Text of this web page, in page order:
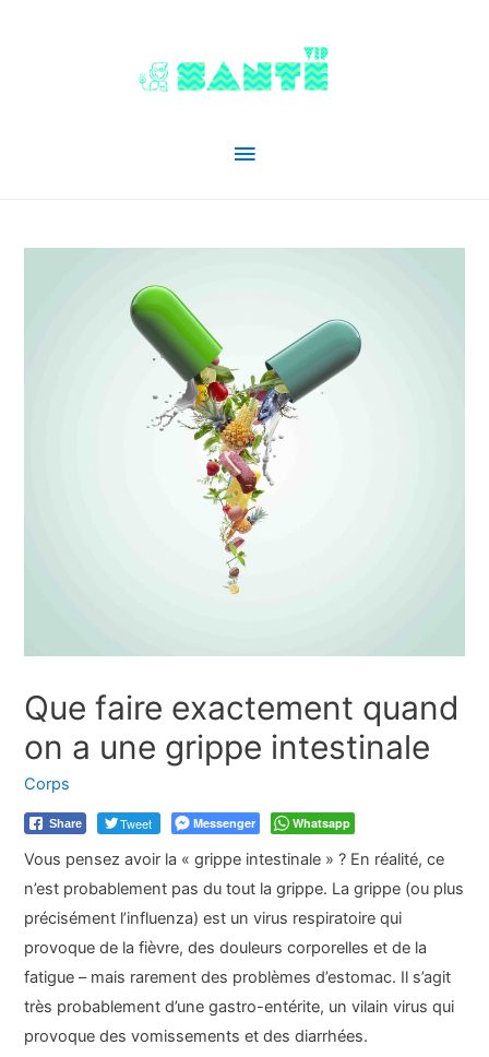
Menu
Que faire exactement quand
on a une grippe intestinale
Corps
Share Tweet Messenger Whatsapp
Vous pensez avoir la « grippe intestinale » ? En réalité, ce
n’est probablement pas du tout la grippe. La grippe (ou plus
précisément l’influenza) est un virus respiratoire qui
provoque de la fièvre, des douleurs corporelles et de la
fatigue – mais rarement des problèmes d’estomac. Il s’agit
très probablement d’une gastro-entérite, un vilain virus qui
provoque des vomissements et des diarrhées.